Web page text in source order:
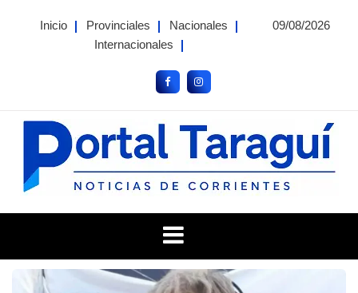
Inicio Provinciales
Nacionales
Internacionales
09/08/2026
Portal Taragui